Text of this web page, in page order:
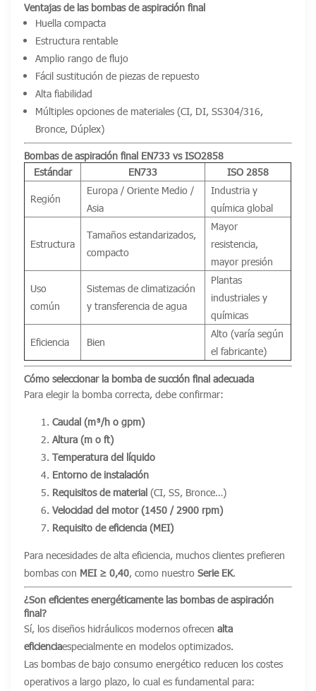
Ventajas de las bombas de aspiración final
Huella compacta
Estructura rentable
Amplio rango de flujo
Fácil sustitución de piezas de repuesto
Alta fiabilidad
Múltiples opciones de materiales (CI, DI, SS304/316,
Bronce, Dúplex)
Bombas de aspiración final EN733 vs ISO2858
Estándar
EN733
ISO 2858
Región
Europa / Oriente Medio /
Asia
Industria y
química global
Estructura
Tamaños estandarizados,
compacto
Mayor
resistencia,
mayor presión
Uso
común
Sistemas de climatización
y transferencia de agua
Plantas
industriales y
químicas
Eficiencia
Bien
Alto (varía según
el fabricante)
Cómo seleccionar la bomba de succión final adecuada
Para elegir la bomba correcta, debe confirmar:
Caudal (m³/h o gpm)
Altura (m o ft)
Temperatura del líquido
Entorno de instalación
Requisitos de material (CI, SS, Bronce…)
Velocidad del motor (1450 / 2900 rpm)
Requisito de eficiencia (MEI)
Para necesidades de alta eficiencia, muchos clientes prefieren
bombas con MEI ≥ 0,40, como nuestroSerie EK.
¿Son eficientes energéticamente las bombas de aspiración
final?
Sí, los diseños hidráulicos modernos ofrecenalta
eficienciaespecialmente en modelos optimizados.
Las bombas de bajo consumo energético reducen los costes
operativos a largo plazo, lo cual es fundamental para: